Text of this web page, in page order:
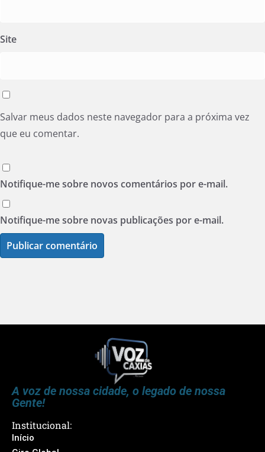
Site
Salvar meus dados neste navegador para a próxima vez
que eu comentar.
Notifique-me sobre novos comentários por e-mail.
Notifique-me sobre novas publicações por e-mail.
A voz de nossa cidade, o legado de nossa
Gente!
Institucional:
Início